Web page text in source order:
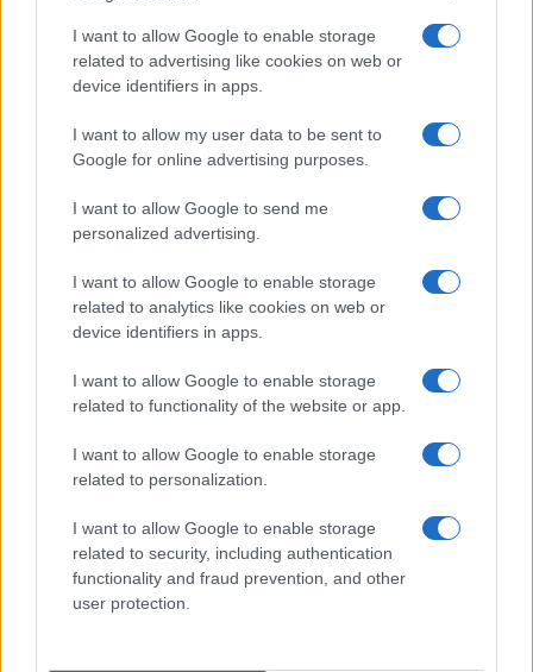
I want to allow Google to enable storage
related to advertising like cookies on web or
device identifiers in apps.
I want to allow my user data to be sent to
Google for online advertising purposes.
I want to allow Google to send me
personalized advertising.
I want to allow Google to enable storage
related to analytics like cookies on web or
device identifiers in apps.
I want to allow Google to enable storage
related to functionality of the website or app.
I want to allow Google to enable storage
related to personalization.
I want to allow Google to enable storage
related to security, including authentication
functionality and fraud prevention, and other
user protection.
jednog izdanja napustio Bosnu i Hercegovinu.
Izvor: Dnevno.hr